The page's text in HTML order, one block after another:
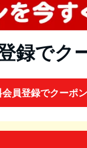
録でク
員登録でクーポ